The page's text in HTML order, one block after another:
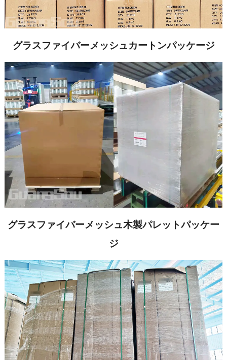
グラスファイバーメッシュカートンパッケージ
グラスファイバーメッシュ木製パレットパッケー
ジ